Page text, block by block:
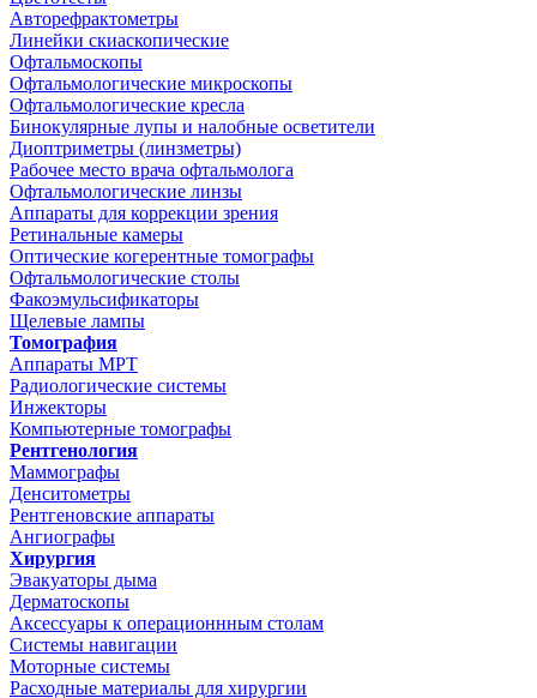
Авторефрактометры
Линейки скиаскопические
Офтальмоскопы
Офтальмологические микроскопы
Офтальмологические кресла
Бинокулярные лупы и налобные осветители
Диоптриметры (линзметры)
Рабочее место врача офтальмолога
Офтальмологические линзы
Аппараты для коррекции зрения
Ретинальные камеры
Оптические когерентные томографы
Офтальмологические столы
Факоэмульсификаторы
Щелевые лампы
Томография
Аппараты МРТ
Радиологические системы
Инжекторы
Компьютерные томографы
Рентгенология
Маммографы
Денситометры
Рентгеновские аппараты
Ангиографы
Хирургия
Эвакуаторы дыма
Дерматоскопы
Аксессуары к операционнным столам
Системы навигации
Моторные системы
Расходные материалы для хирургии